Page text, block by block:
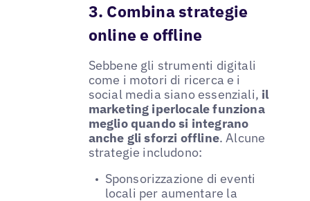
3. Combina strategie
online e offline
Sebbene gli strumenti digitali
come i motori di ricerca e i
social media siano essenziali, il
marketing iperlocale funziona
meglio quando si integrano
anche gli sforzi offline. Alcune
strategie includono:
Sponsorizzazione di eventi
locali per aumentare la